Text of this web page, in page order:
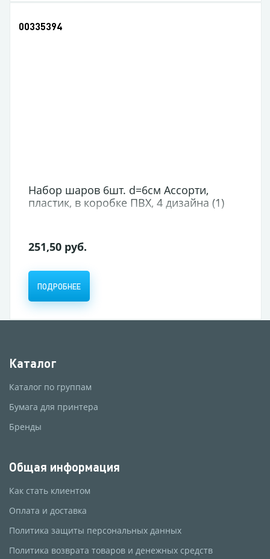
00335394
Набор шаров 6шт. d=6см Ассорти,
пластик, в коробке ПВХ, 4 дизайна (1)
251,50 руб.
ПОДРОБНЕЕ
Каталог
Каталог по группам
Бумага для принтера
Бренды
Общая информация
Как стать клиентом
Оплата и доставка
Политика защиты персональных данных
Политика возврата товаров и денежных средств